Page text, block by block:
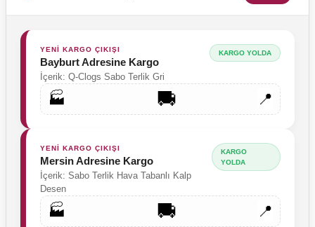
YENİ KARGO ÇIKIŞI
Bayburt Adresine Kargo
İçerik: Q-Clogs Sabo Terlik Gri
KARGO YOLDA
🏭 🚚 📍
YENİ KARGO ÇIKIŞI
Mersin Adresine Kargo
İçerik: Sabo Terlik Hava Tabanlı Kalp
Desen
KARGO
YOLDA
🏭 🚚 📍